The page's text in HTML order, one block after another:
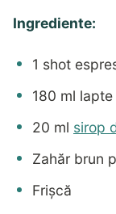
Ingrediente:
1 shot
180 ml lapte
20 ml sirop
Zahăr brun
Frișcă